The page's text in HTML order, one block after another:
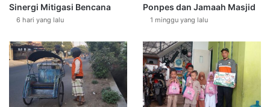
Sinergi Mitigasi Bencana
6 hari yang lalu
Ponpes dan Jamaah Masjid
1 minggu yang lalu